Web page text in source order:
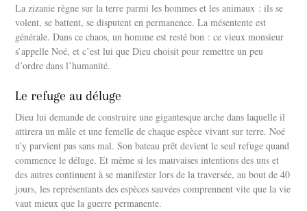
La zizanie règne sur la terre parmi les hommes et les animaux : ils se
volent, se battent, se disputent en permanence. La mésentente est
générale. Dans ce chaos, un homme est resté bon : ce vieux monsieur
s’appelle Noé, et c’est lui que Dieu choisit pour remettre un peu
d’ordre dans l’humanité.
Le refuge au déluge
Dieu lui demande de construire une gigantesque arche dans laquelle il
attirera un mâle et une femelle de chaque espèce vivant sur terre. Noé
n’y parvient pas sans mal. Son bateau prêt devient le seul refuge quand
commence le déluge. Et même si les mauvaises intentions des uns et
des autres continuent à se manifester lors de la traversée, au bout de 40
jours, les représentants des espèces sauvées comprennent vite que la vie
vaut mieux que la guerre permanente.